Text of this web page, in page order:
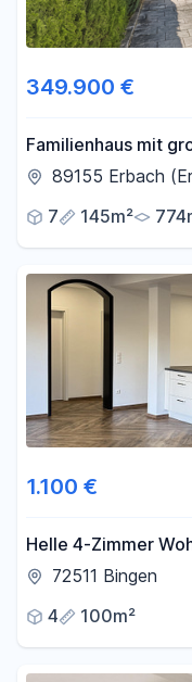
349.900 €
Familienhaus mit
89155 Erbach
7
145m²
1.100 €
Helle 4-Zimmer
Garten und Kamin
72511 Bingen
4
100m²